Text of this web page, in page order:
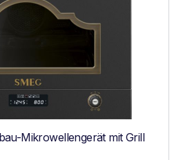
Mikrowellengerät mit Grill